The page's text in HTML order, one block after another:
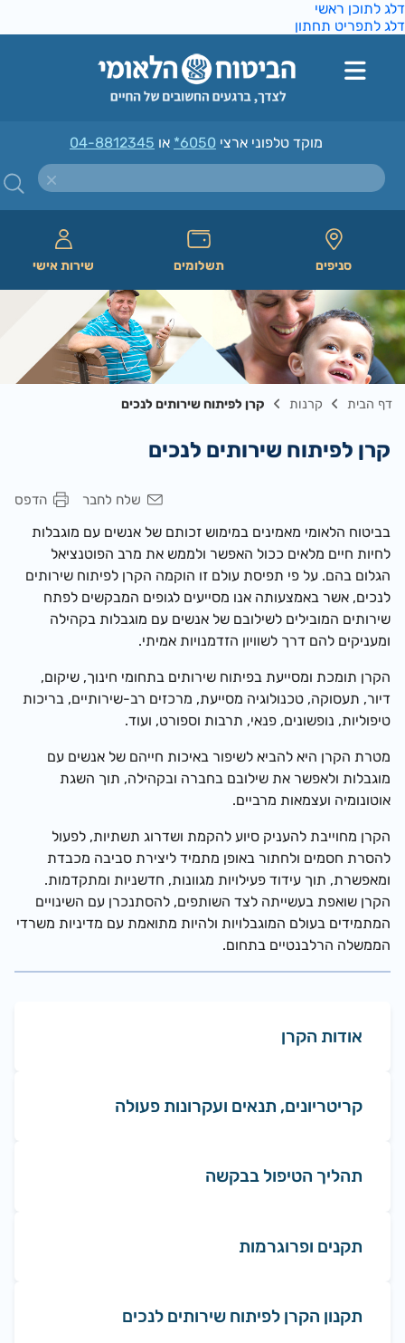
לתוכן ראשי
לתפריט תחתון
מוקד טלפוני ארצי*6050או04-8812345
סניפים תשלומים שירות אישי
דף הבית קרנות קרן לפיתוח שירותים לנכים
קרן לפיתוח שירותים לנכים
הדפס שלח לחבר
בביטוח הלאומי מאמינים במימוש זכותם של אנשים עם מוגבלות
לחיות חיים מלאים ככול האפשר ולממש את מרב הפוטנציאל
הגלום בהם.על פי תפיסת עולם זו הוקמה הקרן לפיתוח שירותים
לנכים, אשר באמצעותה אנו מסייעים לגופים המבקשים לפתח
שירותים המובילים לשילובם של אנשים עם מוגבלות בקהילה
ומעניקים להם דרך לשוויון הזדמנויות אמיתי.
הקרן תומכת ומסייעת בפיתוח שירותים בתחומי חינוך, שיקום,
דיור, תעסוקה, טכנולוגיה מסייעת, מרכזים רב-שירותיים, בריכות
טיפוליות, נופשונים, פנאי, תרבות וספורט, ועוד.
מטרת הקרן היא להביא לשיפור באיכות חייהם של אנשים עם
מוגבלות ולאפשר את שילובם בחברה ובקהילה, תוך השגת
אוטונומיה ועצמאות מרביים.
הקרן מחוייבת להעניק סיוע להקמת ושדרוג תשתיות, לפעול
להסרת חסמים ולחתור באופן מתמיד ליצירת סביבה מכבדת
ומאפשרת, תוך עידוד פעילויות מגוונות, חדשניות ומתקדמות.
הקרן שואפת בעשייתה לצד השותפים, להסתנכרן עם השינויים
המתמידים בעולם המוגבלויות ולהיות מתואמת עם מדיניות משרדי
הממשלה הרלבנטיים בתחום.
אודות הקרן
קריטריונים, תנאים ועקרונות פעולה
תהליך הטיפול בבקשה
תקנים ופרוגרמות
תקנון הקרן לפיתוח שירותים לנכים